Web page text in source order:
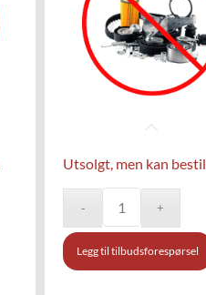
Utsolgt, men kan
Legg til tilbudsforespørsel